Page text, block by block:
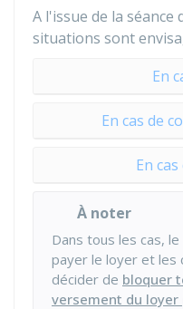
A l'issue de la
situations sont
En
En cas de
En
À noter
Dans tous les cas,
payer le loyer et les
décider de bloquer
versement du loyer